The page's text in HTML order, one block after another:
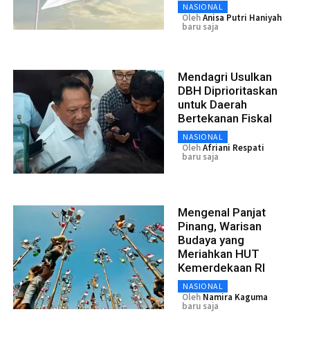
NASIONAL
OlehAnisa Putri Haniyah
baru saja
Mendagri Usulkan
DBH Diprioritaskan
untuk Daerah
Bertekanan Fiskal
NASIONAL
OlehAfriani Respati
baru saja
Mengenal Panjat
Pinang, Warisan
Budaya yang
Meriahkan HUT
Kemerdekaan RI
NASIONAL
Oleh Namira Kaguma
baru saja